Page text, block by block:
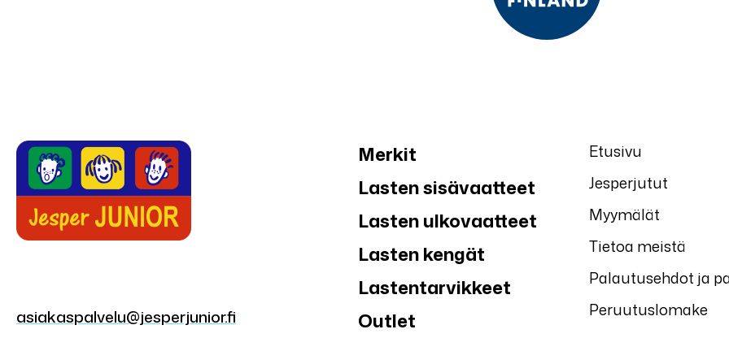
asiakaspalvelu@jesperjunior.fi
Merkit
Lasten sisävaatteet
Lasten ulkovaatteet
Lasten kengät
Lastentarvikkeet
Outlet
Etusivu
Jesperjutut
Myymälät
Tietoa meistä
Palautusehdot ja
Peruutuslomake